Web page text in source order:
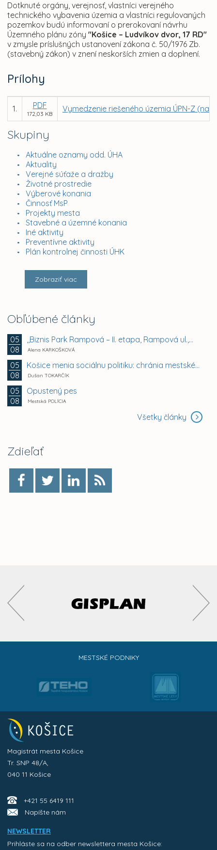
Skupiny
Aktuálne oznamy odd. ÚHA
Aktuality
Verejné súťaže a dražby
Životné prostredie
Výberové konania
Činnosť MsP
Projekty mesta
Stavebné a územné konania
Iné aktivity
Preventívne aktivity
Plán kontrolnej činnosti ÚHK
Zobraziť viac
Obľúbené články
05
08
,,Biznis Park Rampová – II. etapa, Rampová ul.,...
Alena KARKOŠKOVÁ
05
08
Košice menia sociálnu politiku: chránia mestské byty...
Dušan TOKARČÍK
05
08
Opustený pes
Mestská POLÍCIA
Všetky články
Zdieľať
Dotknuté orgány, verejnosť, vlastníci verejného
technického vybavenia územia a vlastníci regulovaných
pozemkov budú informovaní o prerokovaní návrhu
Územného plánu zóny "Košice – Ludvíkov dvor, 17 RD"
v zmysle príslušných ustanovení zákona č. 50/1976 Zb.
(stavebný zákon) v znení neskorších zmien a doplnení.
Prílohy
1. PDF
172,03 KB
Vymedzenie riešeného územia ÚPN-Z (na
MESTSKÉ PODNIKY
Magistrát mesta Košice
Tr. SNP 48/A,
040 11 Košice
+421 55 6419 111
Napíšte nám
NEWSLETTER
Prihláste sa na odber newslettera mesta Košice: